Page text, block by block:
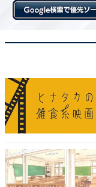
中学受験の英検
2026年現在、
首都
得による加点や優
のはおよそ150校
に力を入れている